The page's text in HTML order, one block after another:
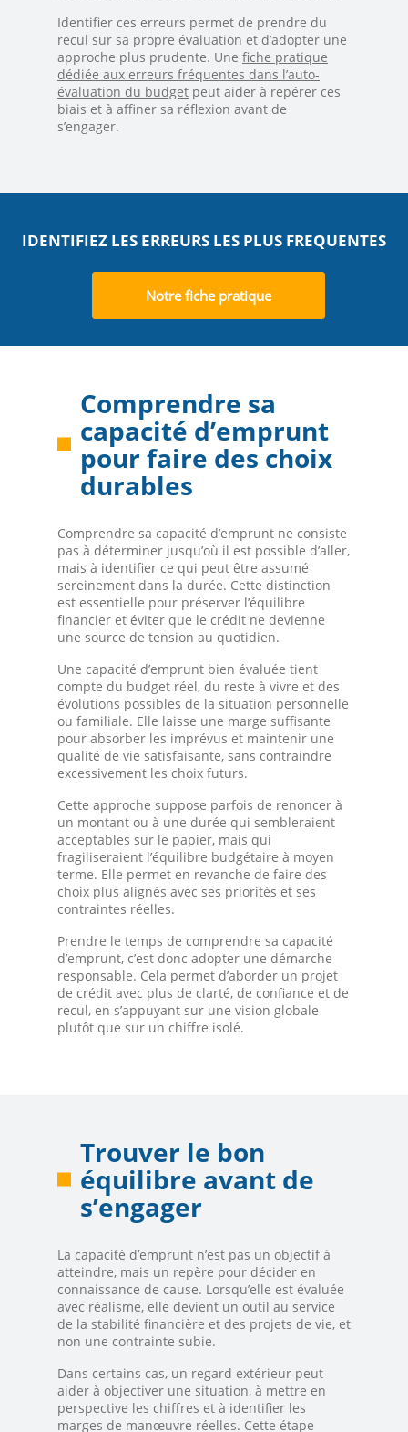
Identifier ces erreurs permet de prendre du
recul sur sa propre évaluation et d’adopter une
approche plus prudente. Une fiche pratique
dédiée aux erreurs fréquentes dans l’auto-
évaluation du budget peut aider à repérer ces
biais et à affiner sa réflexion avant de
s’engager.
IDENTIFIEZ LES ERREURS LES PLUS FREQUENTES
Notre fiche pratique
Comprendre sa
capacité d’emprunt
pour faire des choix
durables
Comprendre sa capacité d’emprunt ne consiste
pas à déterminer jusqu’où il est possible d’aller,
mais à identifier ce qui peut être assumé
sereinement dans la durée. Cette distinction
est essentielle pour préserver l’équilibre
financier et éviter que le crédit ne devienne
une source de tension au quotidien.
Une capacité d’emprunt bien évaluée tient
compte du budget réel, du reste à vivre et des
évolutions possibles de la situation personnelle
ou familiale. Elle laisse une marge suffisante
pour absorber les imprévus et maintenir une
qualité de vie satisfaisante, sans contraindre
excessivement les choix futurs.
Cette approche suppose parfois de renoncer à
un montant ou à une durée qui sembleraient
acceptables sur le papier, mais qui
fragiliseraient l’équilibre budgétaire à moyen
terme. Elle permet en revanche de faire des
choix plus alignés avec ses priorités et ses
contraintes réelles.
Prendre le temps de comprendre sa capacité
d’emprunt, c’est donc adopter une démarche
responsable. Cela permet d’aborder un projet
de crédit avec plus de clarté, de confiance et de
recul, en s’appuyant sur une vision globale
plutôt que sur un chiffre isolé.
Trouver le bon
équilibre avant de
s’engager
La capacité d’emprunt n’est pas un objectif à
atteindre, mais un repère pour décider en
connaissance de cause. Lorsqu’elle est évaluée
avec réalisme, elle devient un outil au service
de la stabilité financière et des projets de vie, et
non une contrainte subie.
Dans certains cas, un regard extérieur peut
aider à objectiver une situation, à mettre en
perspective les chiffres et à identifier les
marges de manœuvre réelles. Cette étape